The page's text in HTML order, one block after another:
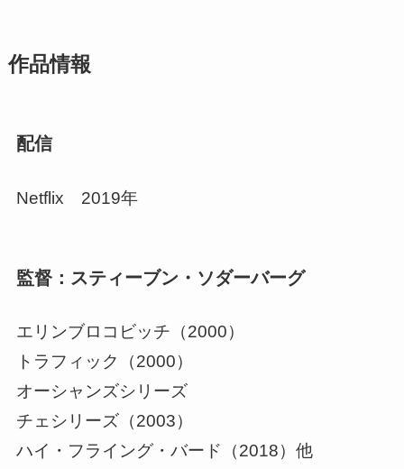
作品情報
配信
Netflix 2019年
監督：スティーブン・ソダーバーグ
エリンブロコビッチ（2000）
トラフィック（2000）
オーシャンズシリーズ
チェシリーズ（2003）
ハイ・フライング・バード（2018）他